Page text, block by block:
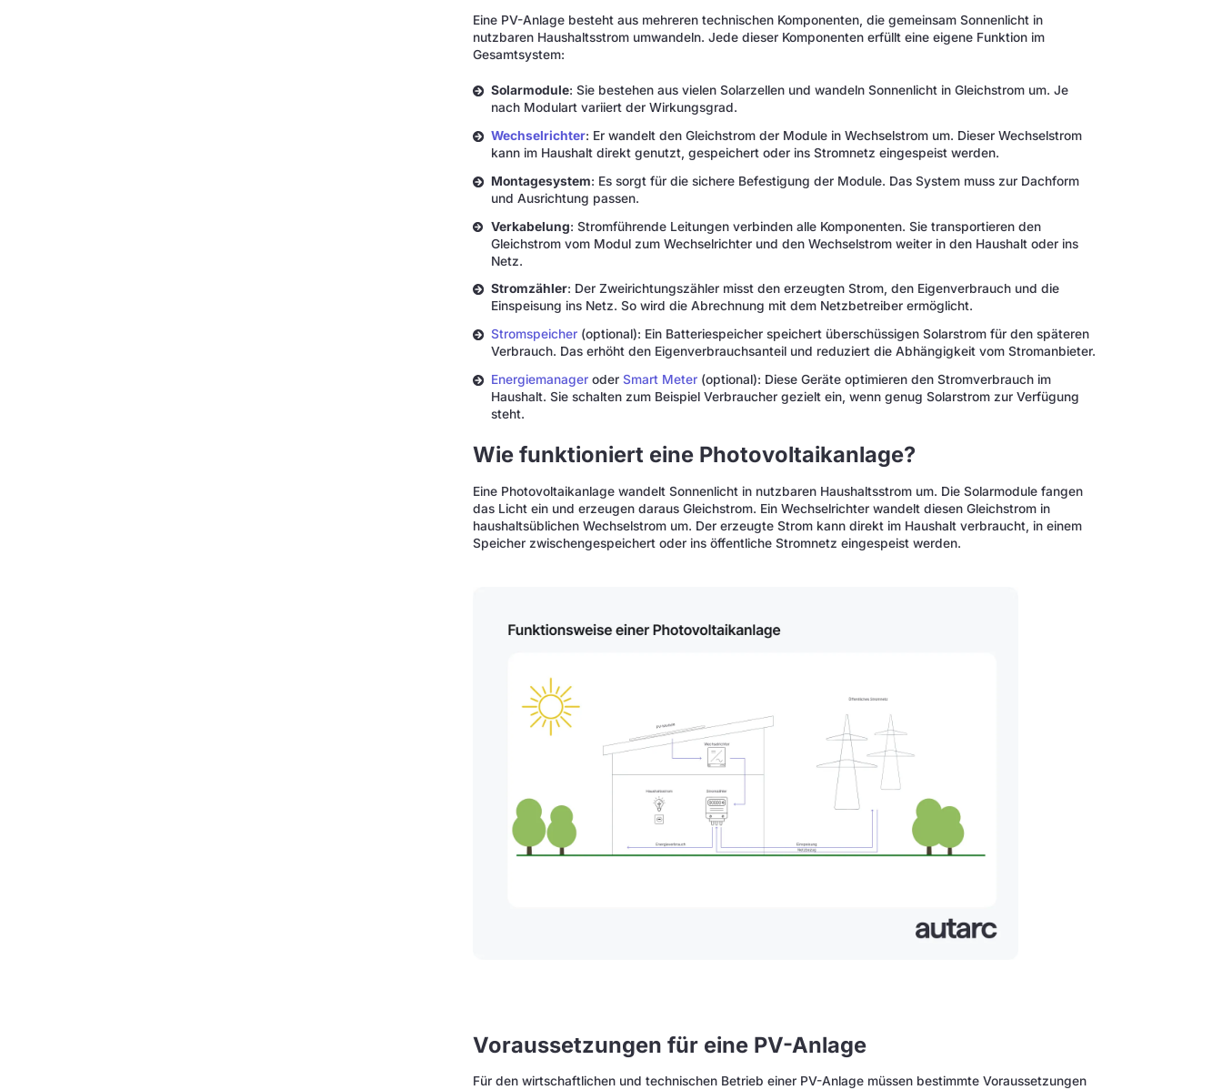
Eine PV-Anlage besteht aus mehreren technischen Komponenten, die gemeinsam Sonnenlicht in
nutzbaren Haushaltsstrom umwandeln. Jede dieser Komponenten erfüllt eine eigene Funktion im
Gesamtsystem:
Solarmodule: Sie bestehen aus vielen Solarzellen und wandeln Sonnenlicht in Gleichstrom um. Je
nach Modulart variiert der Wirkungsgrad.
Wechselrichter: Er wandelt den Gleichstrom der Module in Wechselstrom um. Dieser Wechselstrom
kann im Haushalt direkt genutzt, gespeichert oder ins Stromnetz eingespeist werden.
Montagesystem: Es sorgt für die sichere Befestigung der Module. Das System muss zur Dachform
und Ausrichtung passen.
Verkabelung: Stromführende Leitungen verbinden alle Komponenten. Sie transportieren den
Gleichstrom vom Modul zum Wechselrichter und den Wechselstrom weiter in den Haushalt oder ins
Netz.
Stromzähler: Der Zweirichtungszähler misst den erzeugten Strom, den Eigenverbrauch und die
Einspeisung ins Netz. So wird die Abrechnung mit dem Netzbetreiber ermöglicht.
Stromspeicher(optional): Ein Batteriespeicher speichert überschüssigen Solarstrom für den späteren
Verbrauch. Das erhöht den Eigenverbrauchsanteil und reduziert die Abhängigkeit vom Stromanbieter.
Energiemanageroder Smart Meter (optional): Diese Geräte optimieren den Stromverbrauch im
Haushalt. Sie schalten zum Beispiel Verbraucher gezielt ein, wenn genug Solarstrom zur Verfügung
steht.
Wie funktioniert eine Photovoltaikanlage?
Eine Photovoltaikanlage wandelt Sonnenlicht in nutzbaren Haushaltsstrom um. Die Solarmodule fangen
das Licht ein und erzeugen daraus Gleichstrom. Ein Wechselrichter wandelt diesen Gleichstrom in
haushaltsüblichen Wechselstrom um. Der erzeugte Strom kann direkt im Haushalt verbraucht, in einem
Speicher zwischengespeichert oder ins öffentliche Stromnetz eingespeist werden.
Voraussetzungen für eine PV-Anlage
Für den wirtschaftlichen und technischen Betrieb einer PV-Anlage müssen bestimmte Voraussetzungen